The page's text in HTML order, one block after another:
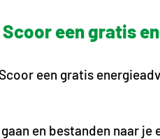
Scoor een gratis
een gratis
en bestanden naar je